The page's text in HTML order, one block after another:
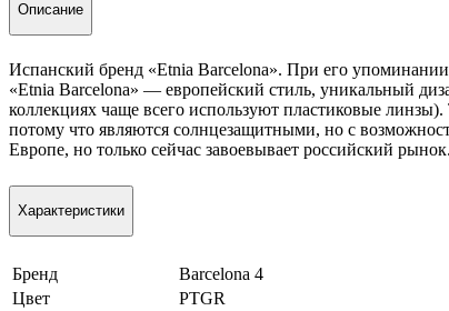
Описание
Испанский бренд «Etnia Barcelona». При его
«Etnia Barcelona» — европейский стиль, уникальный
коллекциях чаще всего используют пластиковые
потому что являются солнцезащитными, но с
Европе, но только сейчас завоевывает российский рынок.
Характеристики
Бренд
Barcelona 4
Цвет
PTGR